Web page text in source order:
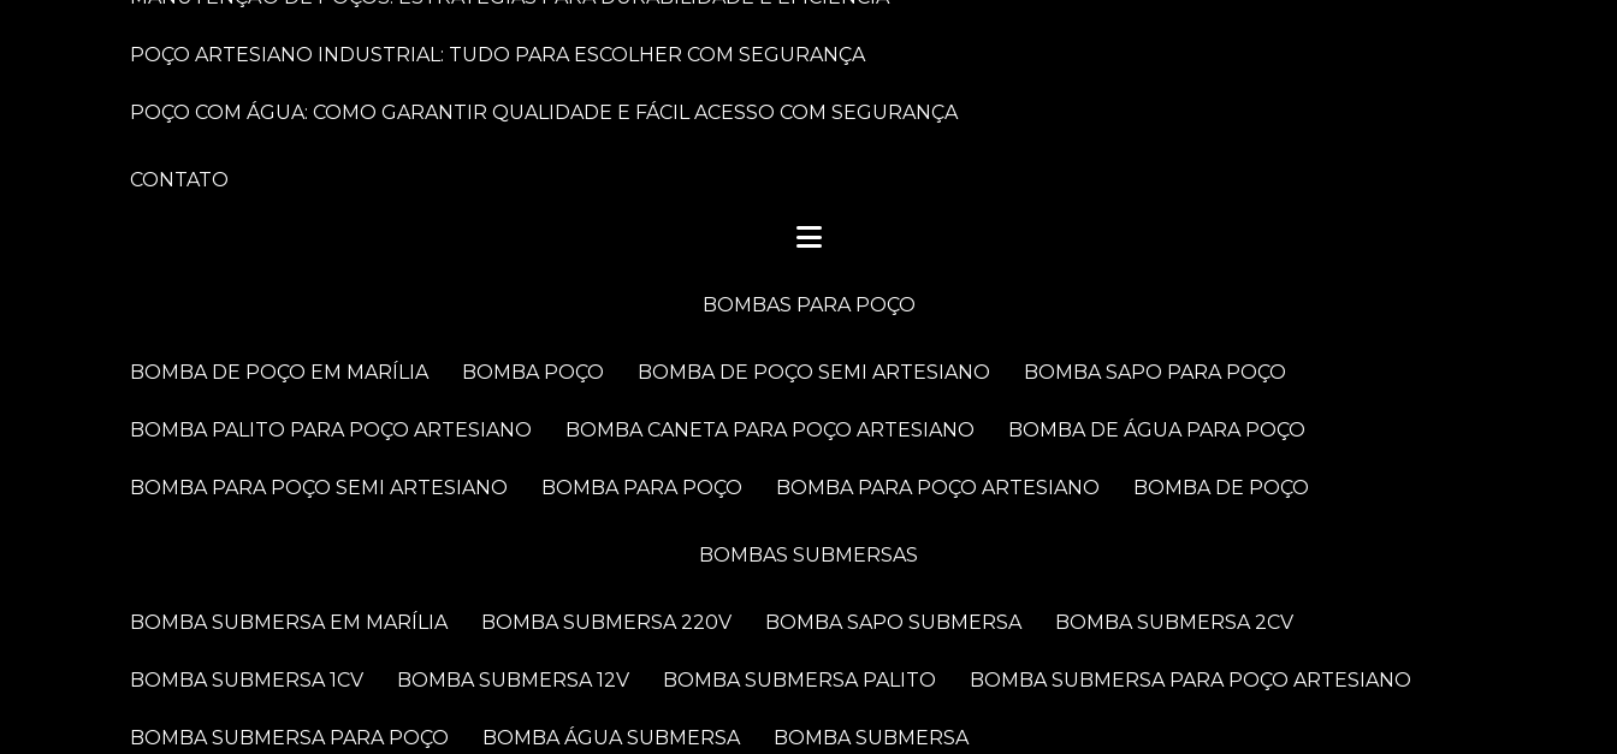
POÇO ARTESIANO INDUSTRIAL: TUDO PARA ESCOLHER COM SEGURANÇA
POÇO COM ÁGUA: COMO GARANTIR QUALIDADE E FÁCIL ACESSO COM SEGURANÇA
CONTATO
BOMBAS PARA POÇO
BOMBA DE POÇO EM MARÍLIA BOMBA POÇO BOMBA DE POÇO SEMI ARTESIANO BOMBA SAPO PARA POÇO
BOMBA PALITO PARA POÇO ARTESIANO BOMBA CANETA PARA POÇO ARTESIANO BOMBA DE ÁGUA PARA POÇO
BOMBA PARA POÇO SEMI ARTESIANO BOMBA PARA POÇO BOMBA PARA POÇO ARTESIANO BOMBA DE POÇO
BOMBAS SUBMERSAS
BOMBA SUBMERSA EM MARÍLIA BOMBA SUBMERSA 220V BOMBA SAPO SUBMERSA BOMBA SUBMERSA 2CV
BOMBA SUBMERSA 1CV BOMBA SUBMERSA 12V BOMBA SUBMERSA PALITO BOMBA SUBMERSA PARA POÇO ARTESIANO
BOMBA SUBMERSA PARA POÇO BOMBA ÁGUA SUBMERSA BOMBA SUBMERSA